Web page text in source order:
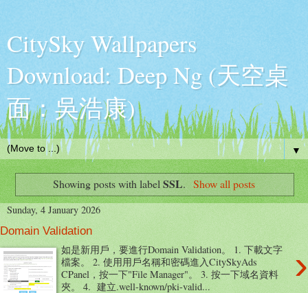
CitySky Wallpapers
Download: Deep Ng (天空桌
面：吳浩康)
▼
Showing posts with labelSSL. Show all posts
Sunday, 4 January 2026
Domain Validation
›
如是新用戶，要進行Domain Validation。 1. 下載文字
檔案。 2. 使用用戶名稱和密碼進入CitySkyAds
CPanel，按一下"File Manager"。 3. 按一下域名資料
夾。 4. 建立.well-known/pki-valid...